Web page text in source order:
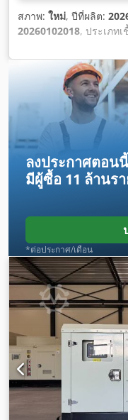
สภาพ: ใหม่, ปีที่ผลิต:
20260102018, ประเภทเ
ลงประกาศตอน
มีผู้ซื้อ 11 ล้านร
*ต่อประกาศ/เดือน